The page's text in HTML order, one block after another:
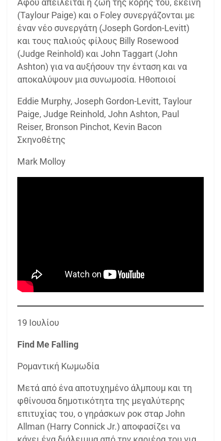
Αφού απειλείται η ζωή της κόρης του, εκείνη
(Taylour Paige) και ο Foley συνεργάζονται με
έναν νέο συνεργάτη (Joseph Gordon-Levitt)
και τους παλιούς φίλους Billy Rosewood
(Judge Reinhold) και John Taggart (John
Ashton) για να αυξήσουν την ένταση και να
αποκαλύψουν μια συνωμοσία. Ηθοποιοί
Eddie Murphy, Joseph Gordon-Levitt, Taylour
Paige, Judge Reinhold, John Ashton, Paul
Reiser, Bronson Pinchot, Kevin Bacon
Σκηνοθέτης
Mark Molloy
19 Ιουλίου
Find Me Falling
Ρομαντική Κωμωδία
Μετά από ένα αποτυχημένο άλμπουμ και τη
φθίνουσα δημοτικότητα της μεγαλύτερης
επιτυχίας του, ο γηράσκων ροκ σταρ John
Allman (Harry Connick Jr.) αποφασίζει να